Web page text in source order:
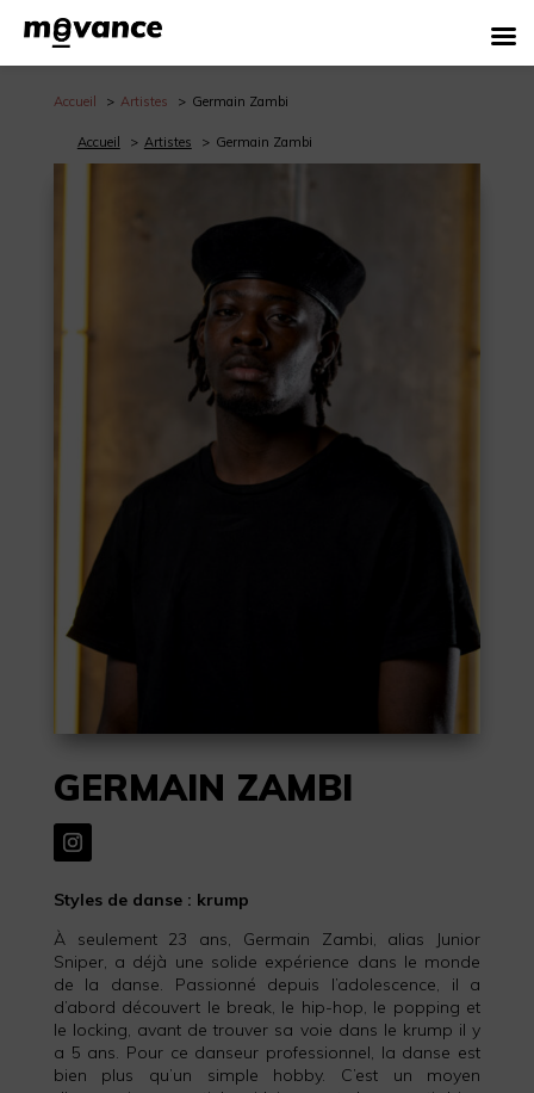
Accueil Artistes Germain Zambi
Accueil Artistes Germain Zambi
GERMAIN ZAMBI
Styles de danse : krump
À seulement 23 ans, Germain Zambi, alias Junior
Sniper, a déjà une solide expérience dans le monde
de la danse. Passionné depuis l’adolescence, il a
d’abord découvert le break, le hip-hop, le popping et
le locking, avant de trouver sa voie dans le krump il y
a 5 ans. Pour ce danseur professionnel, la danse est
bien plus qu’un simple hobby. C’est un moyen